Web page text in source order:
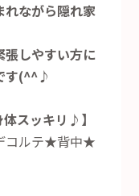
れながら隠れ家
張しやすい方に
す(^^♪
体スッキリ♪】
ルテ★背中★